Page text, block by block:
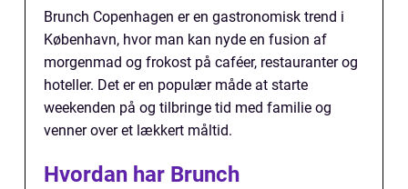
Brunch Copenhagen er en gastronomisk trend i
København, hvor man kan nyde en fusion af
morgenmad og frokost på caféer, restauranter og
hoteller. Det er en populær måde at starte
weekenden på og tilbringe tid med familie og
venner over et lækkert måltid.
Hvordan har Brunch